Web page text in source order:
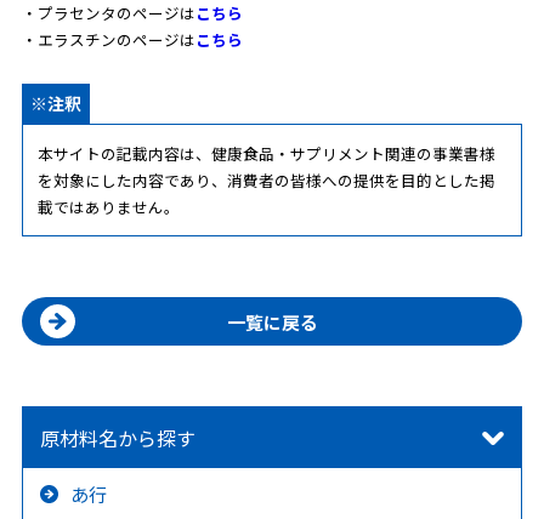
・プラセンタのページはこちら
・エラスチンのページはこちら
※注釈
本サイトの記載内容は、健康食品・サプリメント関連の事業書様
を対象にした内容であり、消費者の皆様への提供を目的とした掲
載ではありません。
一覧に戻る
原材料名から探す
あ行